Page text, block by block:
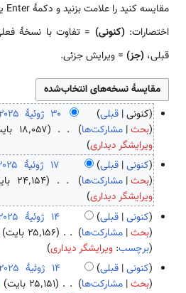
مقایسه کنید را علامت بزنید و دکمهٔ Enter یا دکمهٔ پایین را فشار دهید.
اختصارات:(کنونی) = تفاوت با نسخهٔ
قبلی، (جز) = ویرایش جزئی.
هٔ
۲
کنونی قبلی ‏۳۰ ژوئیهٔ ۲۰۲۵، ساعت ۱۸:۵۱
بحث مشارکت‌ها ۱۸٬۰۵۷ بایت
ب
د
و
ن
خ
ل
ا
ص
ۀ
و
ویرایشگر دیداری
هٔ
کنونی قبلی
بحث مشارکت‌ها ۲۴٬۱۵۴ بایت
ب
د
و
ن
ل
ویرایشگر دیداری
کنونی قبلی
بحث مشارکت‌ها ۲۵٬۱۵۶ بایت
برچسب:ویرایشگر دیداری
کنونی قبلی ‏۱۴ ژوئیهٔ ۲۰۲۵، ساعت ۰۹:۲۲
بحث مشارکت‌ها ۲۵٬۱۵۱ بایت